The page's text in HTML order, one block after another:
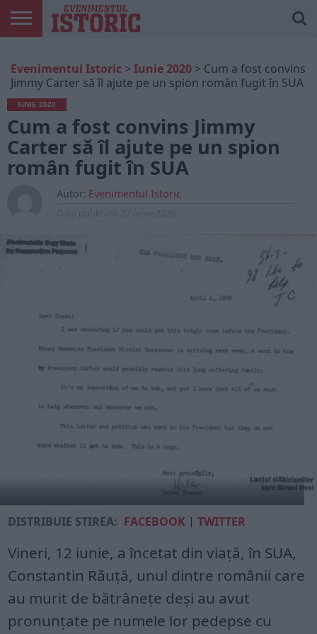
ONLINE
EDIȚII
TIPĂRITE
ISTORIC
PLAY
CONTUL
MEU
Evenimentul Istoric > Iunie 2020 > Cum a fost convins
Jimmy Carter să îl ajute pe un spion român fugit în SUA
IUNIE 2020
Cum a fost convins Jimmy
Carter să îl ajute pe un spion
român fugit în SUA
Autor: Evenimentul Istoric
DISTRIBUIE ȘTIREA: FACEBOOK |TWITTER
Vineri, 12 iunie, a încetat din viață, în SUA,
Constantin Răuță, unul dintre românii care
au murit de bătrânețe deși au avut
pronunțate pe numele lor pedepse cu